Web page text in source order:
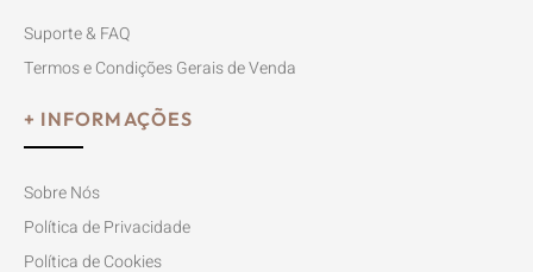
Suporte & FAQ
Termos e Condições Gerais de Venda
+ INFORMAÇÕES
Sobre Nós
Política de Privacidade
Política de Cookies